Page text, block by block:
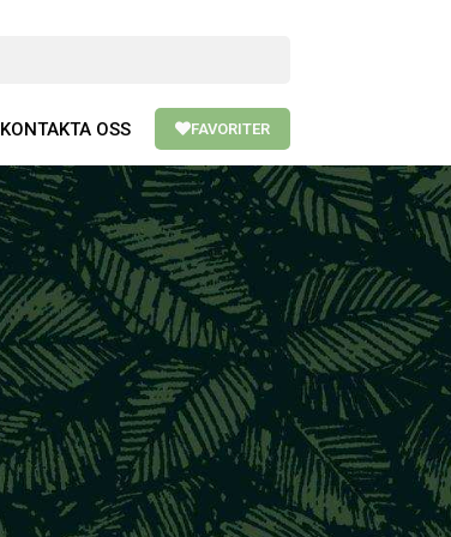
KONTAKTA OSS FAVORITER